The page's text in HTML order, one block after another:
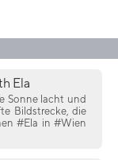
Ela
Sonne lacht und
Bildstrecke, die
#Ela in #Wien